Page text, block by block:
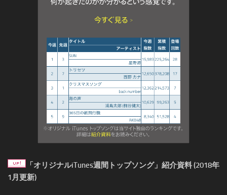
「オリジナルiTunes週間トップソング」紹介資料 (2018年
1月更新)